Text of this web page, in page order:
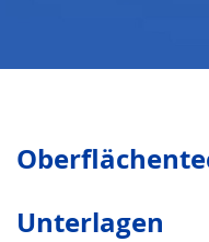
Unterlagen